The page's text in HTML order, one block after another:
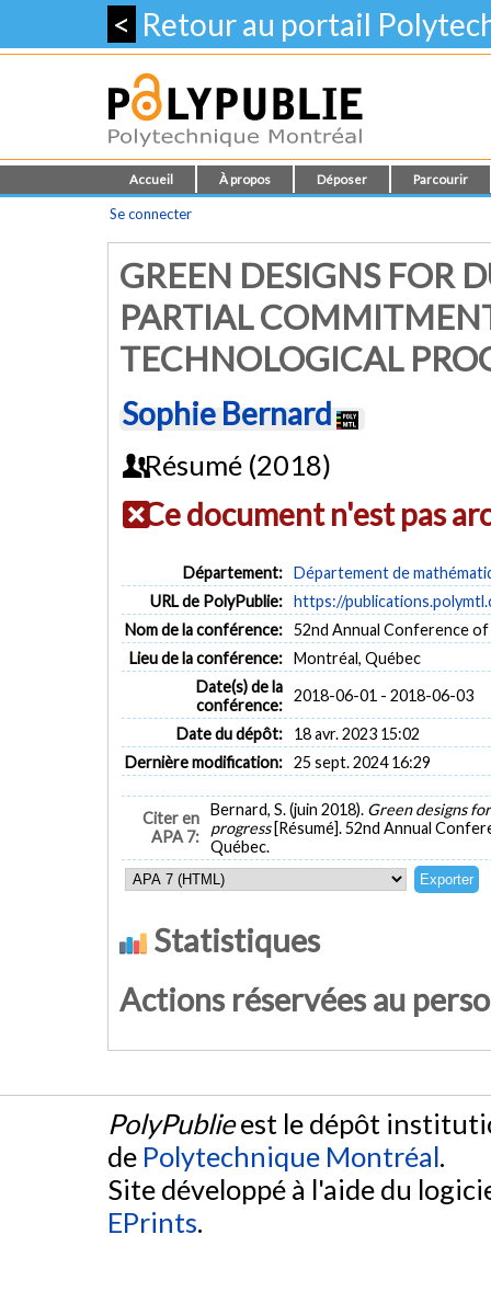
< Retour au portail
Accueil À propos Déposer Parcourir
Se connecter
GREEN DESIGNS FOR
PARTIAL
TECHNOLOGICAL
Sophie Bernard
Résumé (2018)
Ce document n'est pas
Département: Département de
URL de PolyPublie: https://
Nom de la conférence: 52nd Annual Conference of
Lieu de la conférence: Montréal, Québec
Date(s) de la
conférence:
2018-06-01 - 2018-06-03
Date du dépôt:
18 avr. 2023 15:02
Dernière modification: 25 sept. 2024 16:29
Citer en
APA 7:
Bernard, S. (juin 2018). Green designs
progress [Résumé]. 52nd Annual
Québec.
Statistiques
Actions réservées au
PolyPublieest le dépôt
de Polytechnique Montréal.
Site développé à l'aide du
EPrints.